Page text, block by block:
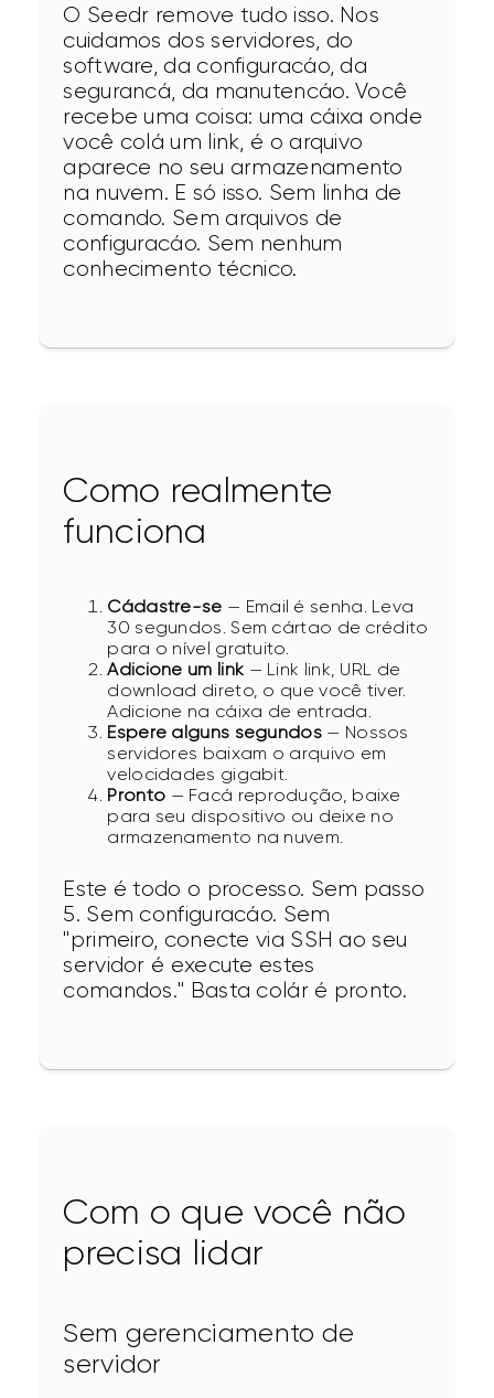
O Seedr remove tudo isso. Nos
cuidamos dos servidores, do
software, da configuracáo, da
segurancá, da manutencáo. Você
recebe uma coisa: uma cáixa onde
você colá um link, é o arquivo
aparece no seu armazenamento
na nuvem. E só isso. Sem linha de
comando. Sem arquivos de
configuracáo. Sem nenhum
conhecimento técnico.
Como realmente
funciona
Cádastre-se — Email é senha. Leva
30 segundos. Sem cártao de crédito
para o nível gratuito.
Adicione um link — Link link, URL de
download direto, o que você tiver.
Adicione na cáixa de entrada.
Espere alguns segundos — Nossos
servidores baixam o arquivo em
velocidades gigabit.
Pronto — Facá reprodução, baixe
para seu dispositivo ou deixe no
armazenamento na nuvem.
Este é todo o processo. Sem passo
5. Sem configuracáo. Sem
"primeiro, conecte via SSH ao seu
servidor é execute estes
comandos." Basta colár é pronto.
Com o que você não
precisa lidar
Sem gerenciamento de
servidor